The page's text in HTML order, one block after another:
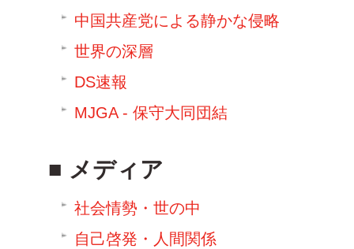
中国共産党による静かな侵略
世界の深層
DS速報
MJGA - 保守大同団結
メディア
社会情勢・世の中
自己啓発・人間関係